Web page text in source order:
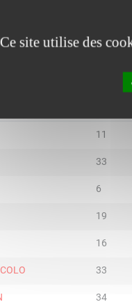
11
33
6
19
16
33
34
Ce site utilise des